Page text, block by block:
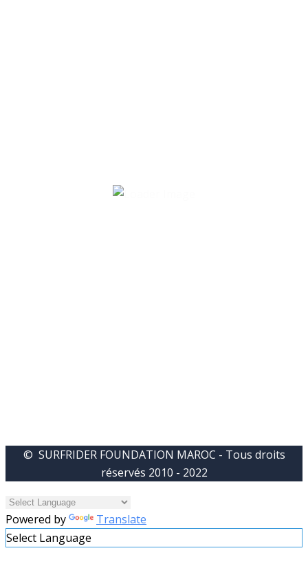
© SURFRIDER FOUNDATION MAROC - Tous droits
réservés 2010 - 2022
Powered by
Translate
Select Language